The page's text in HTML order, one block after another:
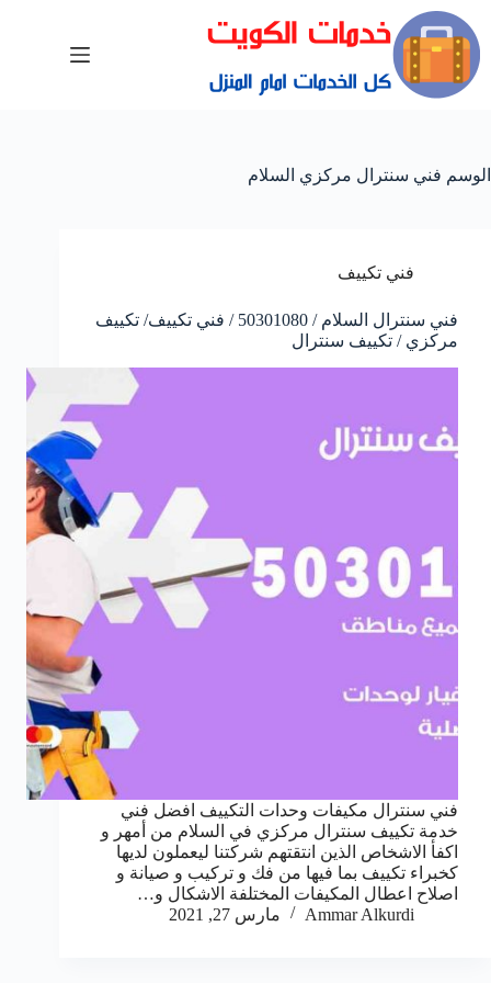
الوسم فني سنترال مركزي السلام
فني تكييف
فني سنترال السلام / 50301080 / فني تكييف/ تكييف
مركزي / تكييف سنترال
فني سنترال مكيفات وحدات التكييف افضل فني
خدمة تكييف سنترال مركزي في السلام من أمهر و
اكفأ الاشخاص الذين انتقتهم شركتنا ليعملون لديها
كخبراء تكييف بما فيها من فك و تركيب و صيانة و
اصلاح اعطال المكيفات المختلفة الاشكال و…
Ammar Alkurdi
مارس 27, 2021